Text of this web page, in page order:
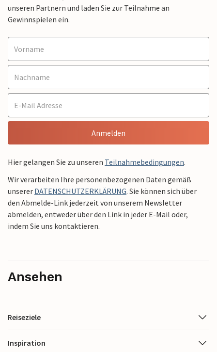
unseren Partnern und laden Sie zur Teilnahme an
Gewinnspielen ein.
Anmelden
Hier gelangen Sie zu unseren Teilnahmebedingungen.
Wir verarbeiten Ihre personenbezogenen Daten gemäß
unserer DATENSCHUTZERKLÄRUNG. Sie können sich über
den Abmelde-Link jederzeit von unserem Newsletter
abmelden, entweder über den Link in jeder E-Mail oder,
indem Sie uns kontaktieren.
Ansehen
Reiseziele
Inspiration